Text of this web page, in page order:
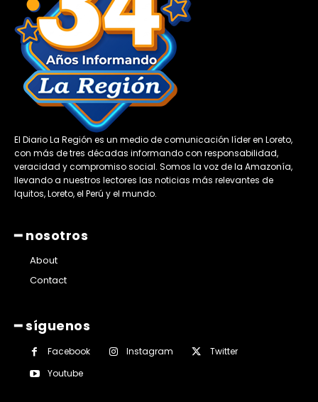
El Diario La Región es un medio de comunicación líder en Loreto,
con más de tres décadas informando con responsabilidad,
veracidad y compromiso social. Somos la voz de la Amazonía,
llevando a nuestros lectores las noticias más relevantes de
Iquitos, Loreto, el Perú y el mundo.
━ nosotros
About
Contact
━ síguenos
Facebook Instagram
Twitter
Youtube